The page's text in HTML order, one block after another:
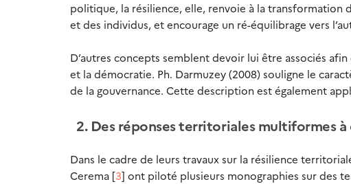
politique, la résilience, elle, renvoie à la transformation
et des individus, et encourage un ré-équilibrage vers
D’autres concepts semblent devoir lui être associés
et la démocratie. Ph. Darmuzey (2008) souligne le
de la gouvernance. Cette description est également
2. Des réponses territoriales multiformes
Dans le cadre de leurs travaux sur la résilience
Cerema [3] ont piloté plusieurs monographies sur des